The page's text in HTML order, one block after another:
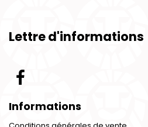
Lettre d'informations
Informations